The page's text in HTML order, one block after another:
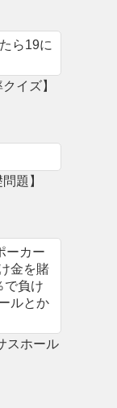
ら19に
イズ】
題】
ーカー
金を賭
で負け
ルとか
スホール